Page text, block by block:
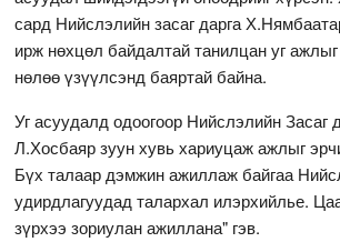
сард Нийслэлийн засаг дарга
ирж нөхцөл байдалтай танилцан уг
нөлөө үзүүлсэнд баяртай байна.
Уг асуудалд одоогоор Нийслэлийн Засаг
Л.Хосбаяр зуун хувь хариуцаж ажлыг
Бүх талаар дэмжин ажиллаж байгаа
удирдлагуудад талархал илэрхийлье.
зүрхээ зориулан ажиллана" гэв.